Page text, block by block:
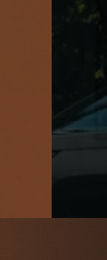
disponibles